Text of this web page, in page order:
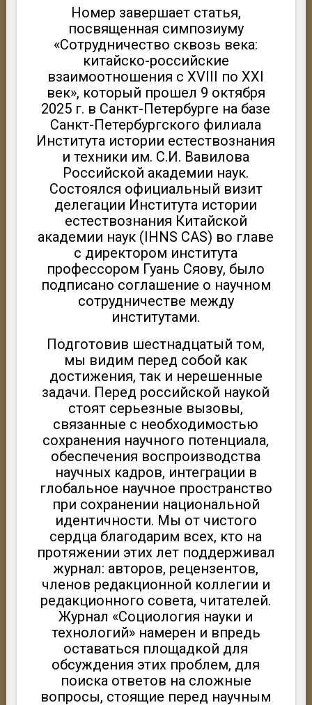
Номер завершает статья,
посвященная симпозиуму
«Сотрудничество сквозь века:
китайско-российские
взаимоотношения с XVIII по XXI
век», который прошел 9 октября
2025 г. в Санкт-Петербурге на базе
Санкт-Петербургского филиала
Института истории естествознания
и техники им. С.И. Вавилова
Российской академии наук.
Состоялся официальный визит
делегации Института истории
естествознания Китайской
академии наук (IHNS CAS) во главе
с директором института
профессором Гуань Сяову, было
подписано соглашение о научном
сотрудничестве между
институтами.
Подготовив шестнадцатый том,
мы видим перед собой как
достижения, так и нерешенные
задачи. Перед российской наукой
стоят серьезные вызовы,
связанные с необходимостью
сохранения научного потенциала,
обеспечения воспроизводства
научных кадров, интеграции в
глобальное научное пространство
при сохранении национальной
идентичности. Мы от чистого
сердца благодарим всех, кто на
протяжении этих лет поддерживал
журнал: авторов, рецензентов,
членов редакционной коллегии и
редакционного совета, читателей.
Журнал «Социология науки и
технологий» намерен и впредь
оставаться площадкой для
обсуждения этих проблем, для
поиска ответов на сложные
вопросы, стоящие перед научным